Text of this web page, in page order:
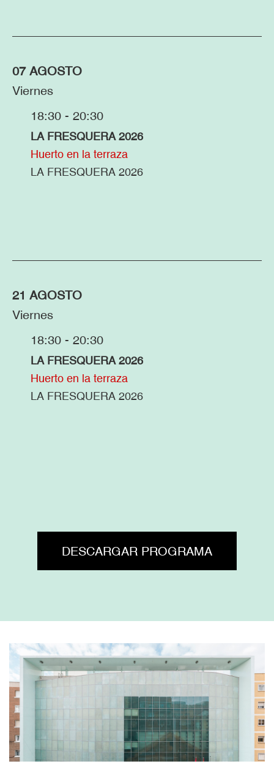
07 AGOSTO
Viernes
18:30 - 20:30
LA FRESQUERA 2026
Huerto en la terraza
LA FRESQUERA 2026
21 AGOSTO
Viernes
18:30 - 20:30
LA FRESQUERA 2026
Huerto en la terraza
LA FRESQUERA 2026
DESCARGAR PROGRAMA